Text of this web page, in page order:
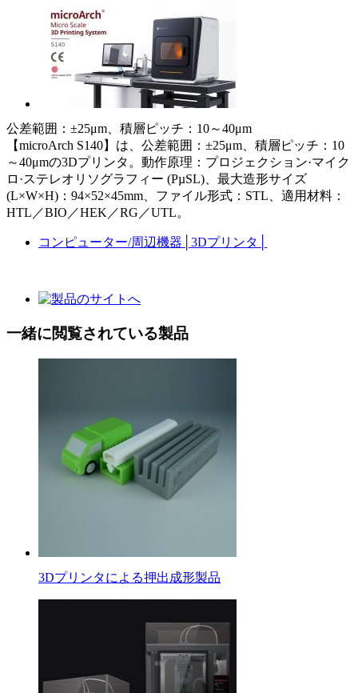
公差範囲：±25μm、積層ピッチ：10～40μm
【microArch S140】は、公差範囲：±25μm、積層ピッチ：10
～40μmの3Dプリンタ。動作原理：プロジェクション·マイク
ロ·ステレオリソグラフィー (PµSL)、最大造形サイズ
(L×W×H)：94×52×45mm、ファイル形式：STL、適用材料：
HTL／BIO／HEK／RG／UTL。
コンピューター/周辺機器 3Dプリンタ
一緒に閲覧されている製品
3Dプリンタによる押出成形製品